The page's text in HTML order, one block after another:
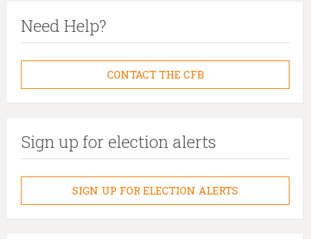
Need Help?
CONTACT THE CFB
Sign up for election alerts
SIGN UP FOR ELECTION ALERTS